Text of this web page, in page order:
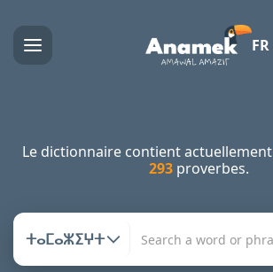
FR
Le dictionnaire contient actuellement
293proverbes.
ⵜⴰⵎⴰⵣⵉⵖⵜ